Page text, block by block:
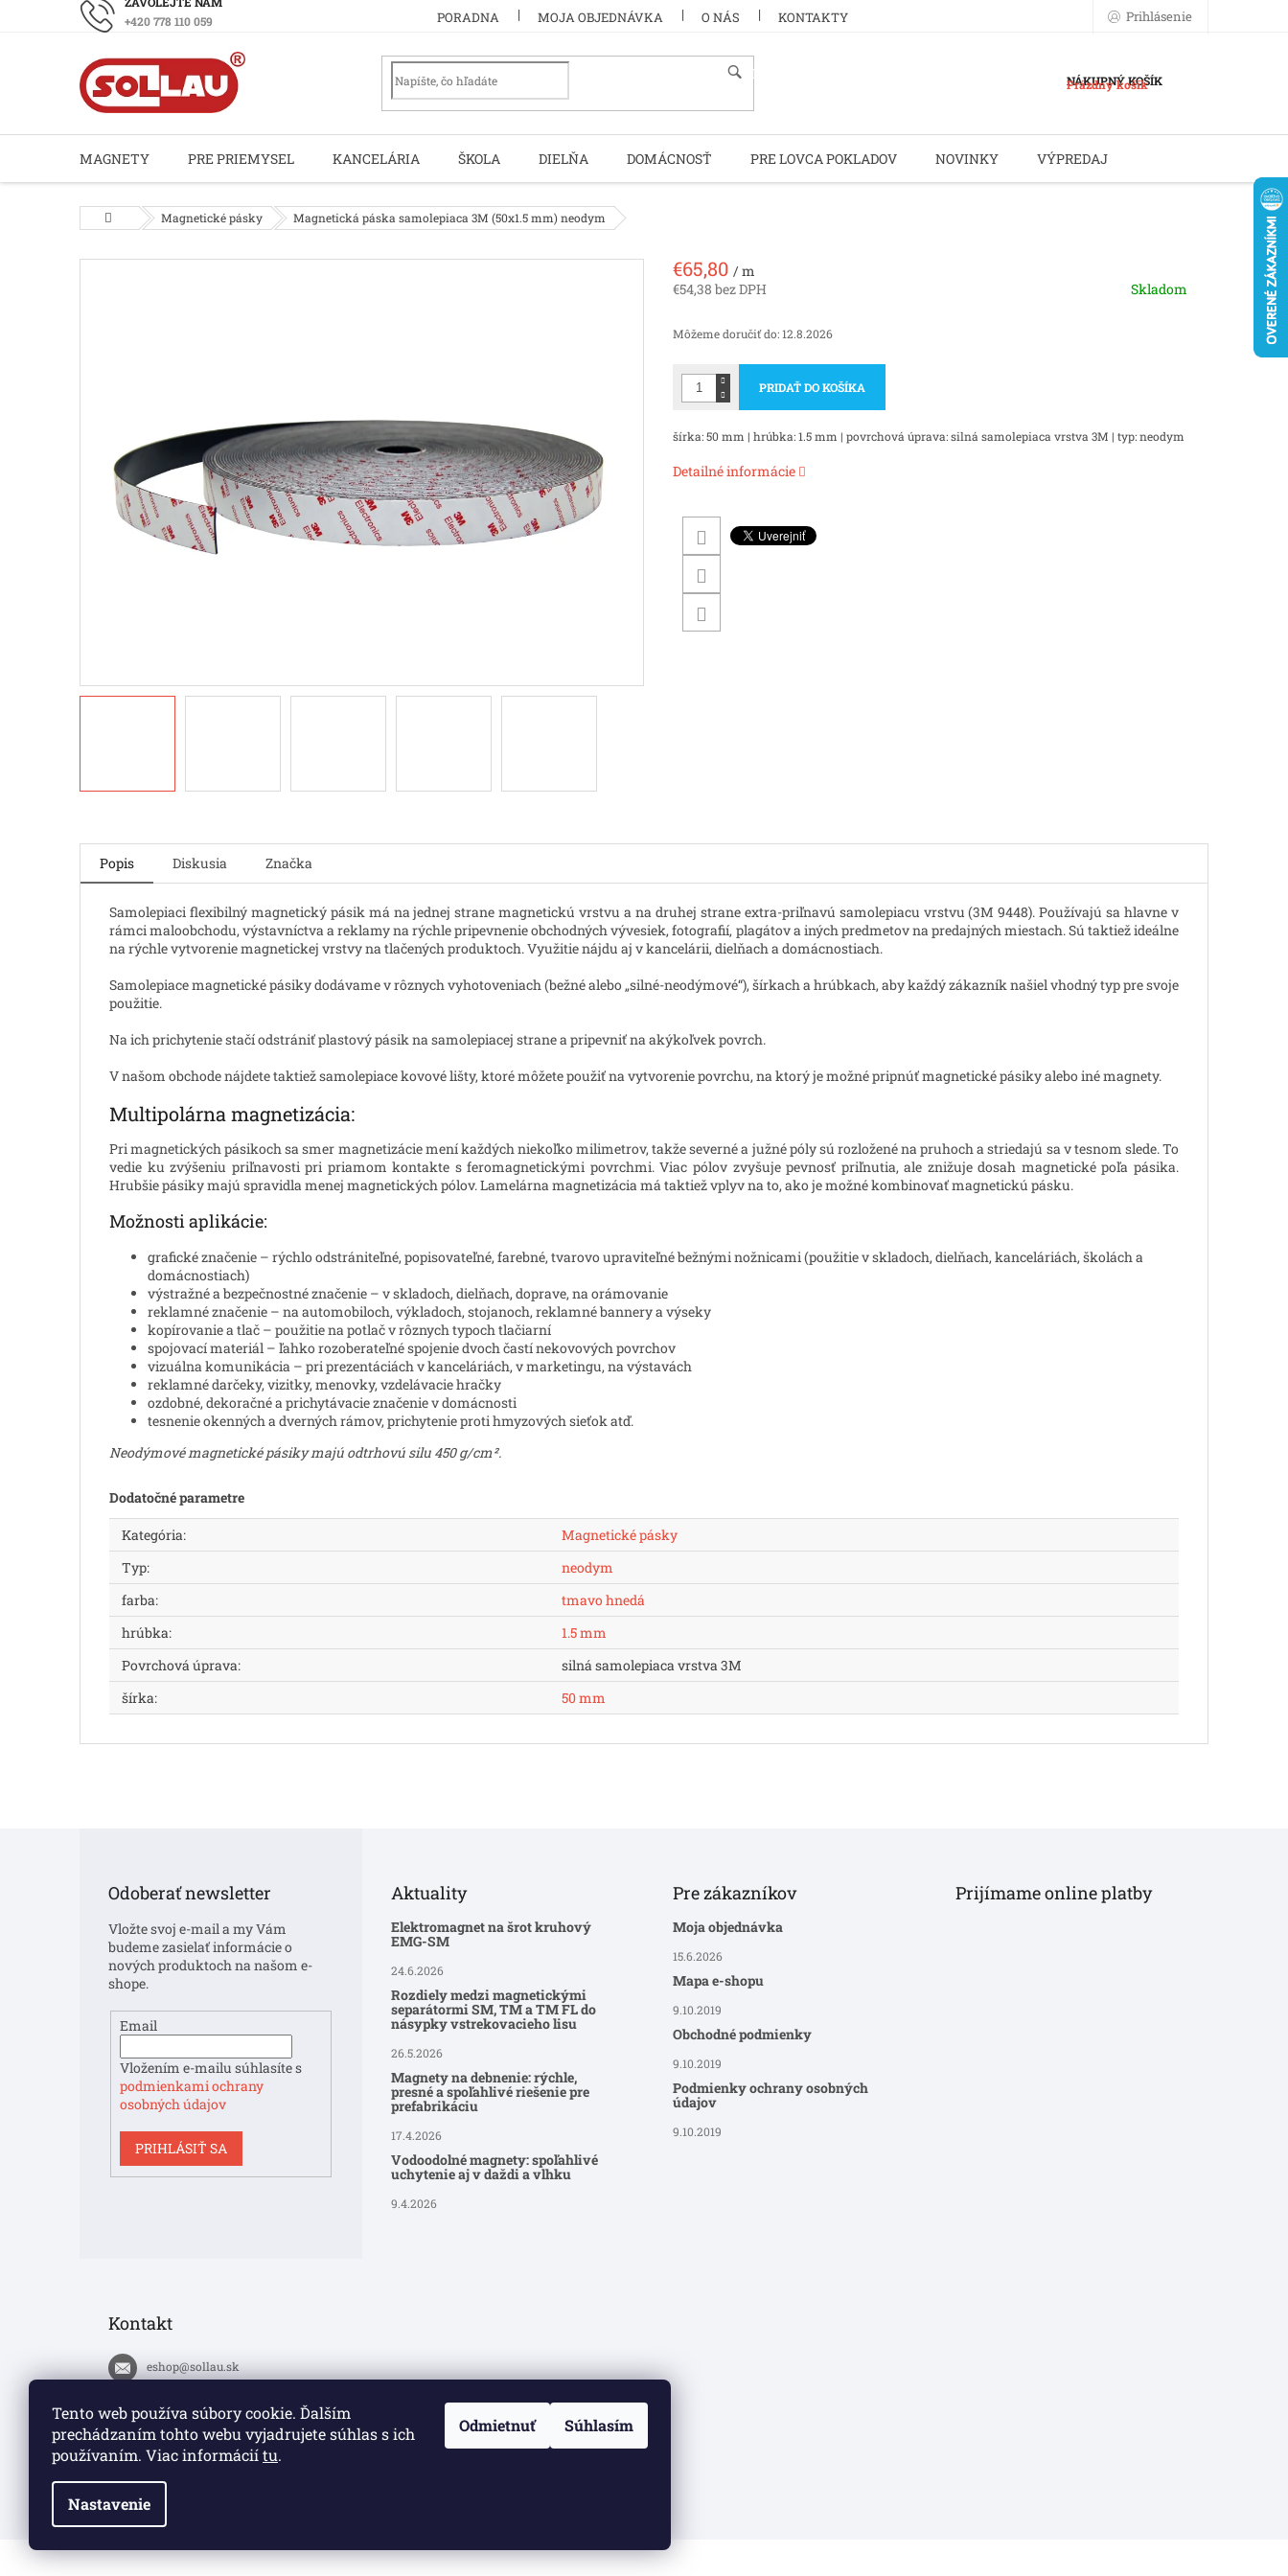
Tento web používa súbory cookie. Ďalším
prechádzaním tohto webu vyjadrujete súhlas s ich
používaním. Viac informáciítu.
Nastavenie
Odmietnuť Súhlasím
+420 778 110 059 PORADNA MOJA OBJEDNÁVKA O NÁS KONTAKTY Prihlásenie
HĽADAŤ NÁKUPNÝ KOŠÍK
Prázdny košík
MAGNETY PRE PRIEMYSEL KANCELÁRIA ŠKOLA DIELŇA DOMÁCNOSŤ PRE LOVCA POKLADOV NOVINKY VÝPREDAJ
DomovMagnetické pásky Magnetická páska samolepiaca 3M (50x1.5 mm) neodym
€65,80 / m
€54,38 bez DPH
cena:
Skladom
Môžeme doručiť do:12.8.2026
PRIDAŤ DO KOŠÍKA
šírka: 50 mm | hrúbka: 1.5 mm | povrchová úprava: silná samolepiaca vrstva 3M | typ: neodym
Detailné informácie
Popis Diskusia Značka
Samolepiaci flexibilný magnetický pásik má na jednej strane magnetickú vrstvu a na druhej strane extra-priľnavú samolepiacu vrstvu (3M 9448). Používajú sa hlavne v
rámci maloobchodu, výstavníctva a reklamy na rýchle pripevnenie obchodných vývesiek, fotografií, plagátov a iných predmetov na predajných miestach. Sú taktiež ideálne
na rýchle vytvorenie magnetickej vrstvy na tlačených produktoch. Využitie nájdu aj v kancelárii, dielňach a domácnostiach.
Samolepiace magnetické pásiky dodávame v rôznych vyhotoveniach (bežné alebo „silné-neodýmové“), šírkach a hrúbkach, aby každý zákazník našiel vhodný typ pre svoje
použitie.
Na ich prichytenie stačí odstrániť plastový pásik na samolepiacej strane a pripevniť na akýkoľvek povrch.
V našom obchode nájdete taktiežsamolepiace kovové lišty, ktoré môžete použiť na vytvorenie povrchu, na ktorý je možné pripnúť magnetické pásiky alebo iné magnety.
Multipolárna magnetizácia:
Pri magnetických pásikoch sa smer magnetizácie mení každých niekoľko milimetrov, takže severné a južné póly sú rozložené na pruhoch a striedajú sa v tesnom slede. To
vedie ku zvýšeniu priľnavosti pri priamom kontakte s feromagnetickými povrchmi. Viac pólov zvyšuje pevnosť priľnutia, ale znižuje dosah magnetické poľa pásika.
Hrubšie pásiky majú spravidla menej magnetických pólov. Lamelárna magnetizácia má taktiež vplyv na to, ako je možné kombinovať magnetickú pásku.
Možnosti aplikácie:
grafické značenie – rýchlo odstrániteľné, popisovateľné, farebné, tvarovo upraviteľné bežnými nožnicami (použitie v skladoch, dielňach, kanceláriách, školách a
domácnostiach)
výstražné a bezpečnostné značenie – v skladoch, dielňach, doprave, na orámovanie
reklamné značenie – na automobiloch, výkladoch, stojanoch, reklamné bannery a výseky
kopírovanie a tlač – použitie na potlač v rôznych typoch tlačiarní
spojovací materiál – ľahko rozoberateľné spojenie dvoch častí nekovových povrchov
vizuálna komunikácia – pri prezentáciách v kanceláriách, v marketingu, na výstavách
reklamné darčeky, vizitky, menovky, vzdelávacie hračky
ozdobné, dekoračné a prichytávacie značenie v domácnosti
tesnenie okenných a dverných rámov, prichytenie proti hmyzových sieťok atď.
Neodýmové magnetické pásiky majú odtrhovú silu 450 g/cm².
Dodatočné parametre
Kategória:
Magnetické pásky
Typ:
neodym
farba:
tmavo hnedá
hrúbka:
1.5 mm
Povrchová úprava:
silná samolepiaca vrstva 3M
šírka: 50 mm
Odoberať newsletter
Vložte svoj e-mail a my Vám
budeme zasielať informácie o
nových produktoch na našom e-
shope.
Email
Vložením e-mailu súhlasíte s
podmienkami ochrany
osobných údajov
PRIHLÁSIŤ SA
Aktuality
Elektromagnet na šrot kruhový
EMG-SM
24.6.2026
Rozdiely medzi magnetickými
separátormi SM, TM a TM FL do
násypky vstrekovacieho lisu
26.5.2026
Magnety na debnenie: rýchle,
presné a spoľahlivé riešenie pre
prefabrikáciu
17.4.2026
Vodoodolné magnety: spoľahlivé
uchytenie aj v daždi a vlhku
9.4.2026
Pre zákazníkov
Moja objednávka
15.6.2026
Mapa e-shopu
9.10.2019
Obchodné podmienky
9.10.2019
Podmienky ochrany osobných
údajov
9.10.2019
Prijímame online platby
Kontakt
eshop@sollau.sk
+420 778 110 059
https://www.facebook.com/solla